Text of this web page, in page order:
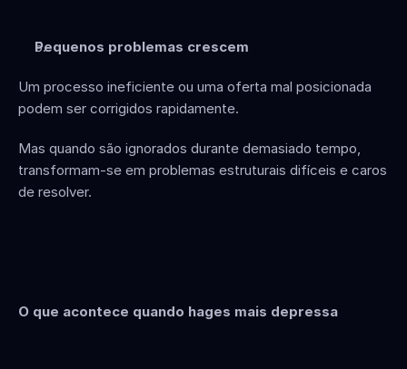
Pequenos problemas crescem
Um processo ineficiente ou uma oferta mal posicionada
podem ser corrigidos rapidamente.
Mas quando são ignorados durante demasiado tempo,
transformam-se em problemas estruturais difíceis e caros
de resolver.
O que acontece quando hages mais depressa